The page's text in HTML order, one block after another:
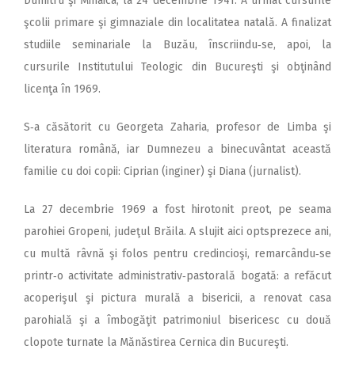
şcolii primare şi gimnaziale din localitatea natală. A finalizat
studiile seminariale la Buzău, înscriindu‑se, apoi, la
cursurile Institutului Teologic din Bucureşti şi obţinând
licenţa în 1969.
S‑a căsătorit cu Georgeta Zaharia, profesor de Limba şi
literatura română, iar Dumnezeu a binecuvântat această
familie cu doi copii: Ciprian (inginer) şi Diana (jurnalist).
La 27 decembrie 1969 a fost hirotonit preot, pe seama
parohiei Gropeni, judeţul Brăila. A slujit aici optsprezece ani,
cu multă râvnă şi folos pentru credincioşi, remarcându‑se
printr‑o activitate administrativ‑pastorală bogată: a refăcut
acoperişul şi pictura murală a bisericii, a renovat casa
parohială şi a îmbogăţit patrimoniul bisericesc cu două
clopote turnate la Mănăstirea Cernica din Bucureşti.